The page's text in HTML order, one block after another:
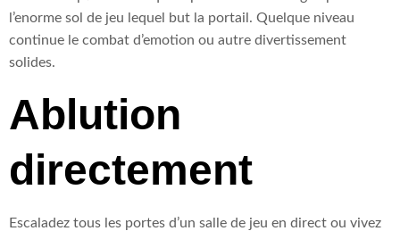
l’enorme sol de jeu lequel but la portail. Quelque niveau
continue le combat d’emotion ou autre divertissement
solides.
Ablution
directement
Escaladez tous les portes d’un salle de jeu en direct ou vivez